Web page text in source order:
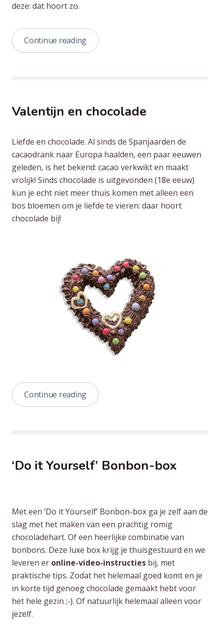
deze: dat hoort zo.
Continue reading“Witte
chocolade”
Valentijn en chocolade
Liefde en chocolade. Al sinds de Spanjaarden de
cacaodrank naar Europa haalden, een paar eeuwen
geleden, is het bekend: cacao verkwikt en maakt
vrolijk! Sinds chocolade is uitgevonden (18e eeuw)
kun je echt niet meer thuis komen met alleen een
bos bloemen om je liefde te vieren: daar hoort
chocolade bij!
Continue reading“Valentijn
en
‘Do it Yourself’ Bonbon-box
Met een ‘Do it Yourself’ Bonbon-box ga je zelf aan de
slag met het maken van een prachtig romig
chocoladehart. Of een heerlijke combinatie van
bonbons. Deze luxe box krijg je thuisgestuurd en we
leveren er online-video-instructies bij, met
praktische tips. Zodat het helemaal goed komt en je
in korte tijd genoeg chocolade gemaakt hebt voor
het hele gezin ;-). Of natuurlijk helemaal alleen voor
jezelf.